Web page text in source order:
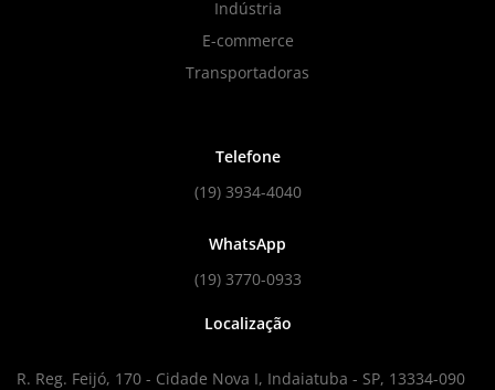
Indústria
E-commerce
Transportadoras
Telefone
(19) 3934-4040
WhatsApp
(19) 3770-0933
Localização
R. Reg. Feijó, 170 - Cidade Nova I, Indaiatuba - SP, 13334-090